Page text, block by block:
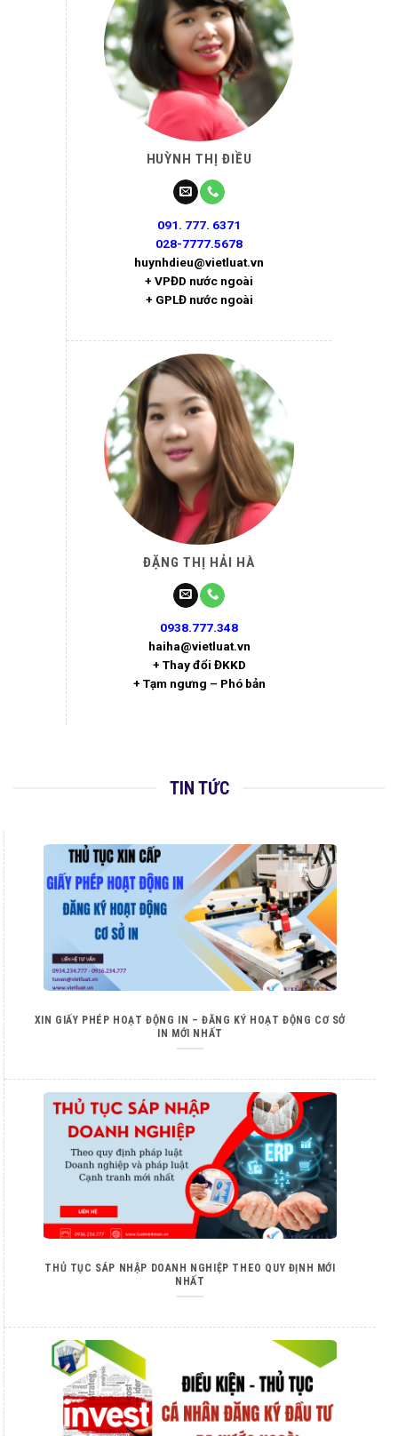
HUỲNH THỊ ĐIỀU
091. 777. 6371
028-7777.5678
huynhdieu@vietluat.vn
+ VPĐD nước ngoài
+ GPLĐ nước ngoài
ĐẶNG THỊ HẢI HÀ
0938.777.348
haiha@vietluat.vn
+ Thay đổi ĐKKD
+ Tạm ngưng – Phó bản
TIN TỨC
XIN GIẤY PHÉP HOẠT ĐỘNG IN – ĐĂNG KÝ HOẠT ĐỘNG CƠ SỞ
IN MỚI NHẤT
THỦ TỤC SÁP NHẬP DOANH NGHIỆP THEO QUY ĐỊNH MỚI
NHẤT